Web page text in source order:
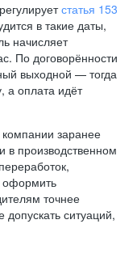
статья 153
в такие даты,
начисляет
По договорённости
выходной — тогда
а оплата идёт
заранее
в производственном
оформить
точнее
допускать ситуаций,